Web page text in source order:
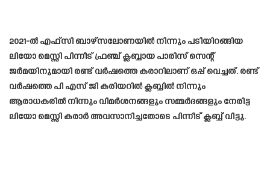
2021-ൽ എഫ്സി ബാഴ്സലോണയിൽ നിന്നും പടിയിറങ്ങിയ
ലിയോ മെസ്സി പിന്നീട് ഫ്രഞ്ച് ക്ലബ്ബായ പാരിസ് സെന്റ്
ജർമയിനുമായി രണ്ട് വർഷത്തെ കരാറിലാണ് ഒപ്പ് വെച്ചത്. രണ്ട്
വർഷത്തെ പി എസ് ജി കരിയറിൽ ക്ലബ്ബിൽ നിന്നും
ആരാധകരിൽ നിന്നും വിമർശനങ്ങളും സമ്മർദങ്ങളും നേരിട്ട
ലിയോ മെസ്സി കരാർ അവസാനിച്ചതോടെ പിന്നീട് ക്ലബ്ബ് വിട്ടു.